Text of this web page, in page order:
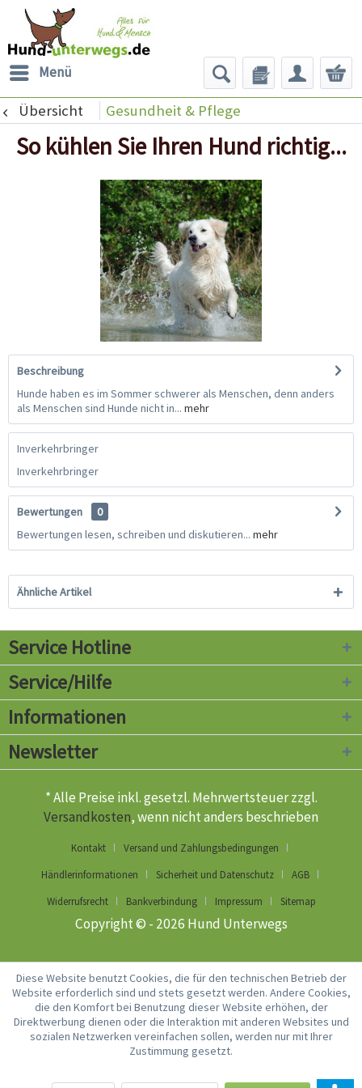
Menü
Übersicht Gesundheit & Pflege
So kühlen Sie Ihren Hund richtig...
Beschreibung
Hunde haben es im Sommer schwerer als Menschen, denn anders
als Menschen sind Hunde nicht in... mehr
Inverkehrbringer
Inverkehrbringer
Bewertungen
0
Bewertungen lesen, schreiben und diskutieren... mehr
Ähnliche Artikel
Service Hotline
Service/Hilfe
Informationen
Newsletter
* Alle Preise inkl. gesetzl. Mehrwertsteuer zzgl.
Versandkosten, wenn nicht anders beschrieben
Kontakt
Versand und Zahlungsbedingungen
Händlerinformationen
Sicherheit und Datenschutz
AGB
Widerrufsrecht
Bankverbindung Impressum Sitemap
Copyright © - 2026 Hund Unterwegs
Diese Website benutzt Cookies, die für den technischen Betrieb der
Website erforderlich sind und stets gesetzt werden. Andere Cookies,
die den Komfort bei Benutzung dieser Website erhöhen, der
Direktwerbung dienen oder die Interaktion mit anderen Websites und
sozialen Netzwerken vereinfachen sollen, werden nur mit Ihrer
Zustimmung gesetzt.